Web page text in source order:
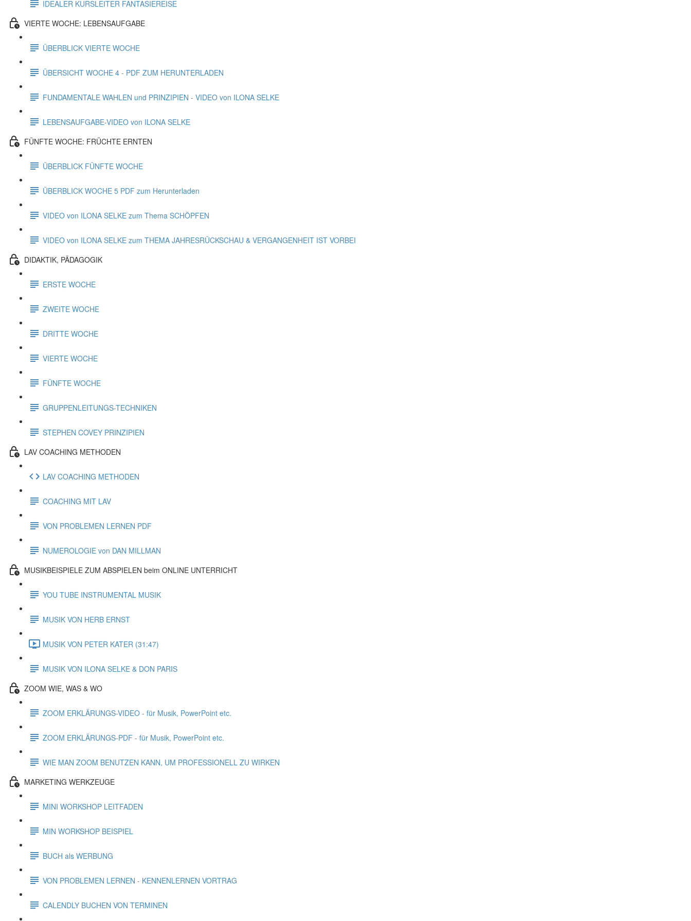
IDEALER KURSLEITER FANTASIEREISE
VIERTE WOCHE: LEBENSAUFGABE
ÜBERBLICK VIERTE WOCHE
ÜBERSICHT WOCHE 4 - PDF ZUM HERUNTERLADEN
FUNDAMENTALE WAHLEN und PRINZIPIEN - VIDEO von ILONA SELKE
LEBENSAUFGABE-VIDEO von ILONA SELKE
FÜNFTE WOCHE: FRÜCHTE ERNTEN
ÜBERBLICK FÜNFTE WOCHE
ÜBERBLICK WOCHE 5 PDF zum Herunterladen
VIDEO von ILONA SELKE zum Thema SCHÖPFEN
VIDEO von ILONA SELKE zum THEMA JAHRESRÜCKSCHAU & VERGANGENHEIT IST VORBEI
DIDAKTIK, PÄDAGOGIK
ERSTE WOCHE
ZWEITE WOCHE
DRITTE WOCHE
VIERTE WOCHE
FÜNFTE WOCHE
GRUPPENLEITUNGS-TECHNIKEN
STEPHEN COVEY PRINZIPIEN
LAV COACHING METHODEN
LAV COACHING METHODEN
COACHING MIT LAV
VON PROBLEMEN LERNEN PDF
NUMEROLOGIE von DAN MILLMAN
MUSIKBEISPIELE ZUM ABSPIELEN beim ONLINE UNTERRICHT
YOU TUBE INSTRUMENTAL MUSIK
MUSIK VON HERB ERNST
MUSIK VON PETER KATER (31:47)
MUSIK VON ILONA SELKE & DON PARIS
ZOOM WIE, WAS & WO
ZOOM ERKLÄRUNGS-VIDEO - für Musik, PowerPoint etc.
ZOOM ERKLÄRUNGS-PDF - für Musik, PowerPoint etc.
WIE MAN ZOOM BENUTZEN KANN, UM PROFESSIONELL ZU WIRKEN
MARKETING WERKZEUGE
MINI WORKSHOP LEITFADEN
MIN WORKSHOP BEISPIEL
BUCH als WERBUNG
VON PROBLEMEN LERNEN - KENNENLERNEN VORTRAG
CALENDLY BUCHEN VON TERMINEN